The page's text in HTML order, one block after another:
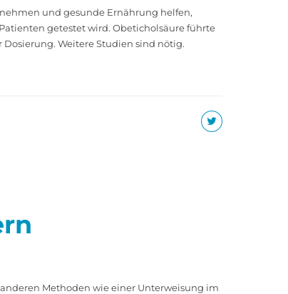
und gesunde Ernährung helfen,
getestet wird. Obeticholsäure führte
Weitere Studien sind nötig.
Methoden wie einer Unterweisung im